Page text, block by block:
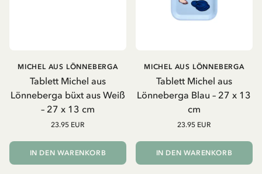
Tablett Michel aus
Lönneberga büxt aus Weiß
– 27 x 13 cm
MICHEL AUS LÖNNEBERGA
23.95 EUR
IN DEN WARENKORB
Tablett Michel aus
Lönneberga Blau – 27 x 13
cm
MICHEL AUS LÖNNEBERGA
23.95 EUR
IN DEN WARENKORB